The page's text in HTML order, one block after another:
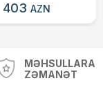
403 AZN
MƏHSULLARA
ZƏMANƏT